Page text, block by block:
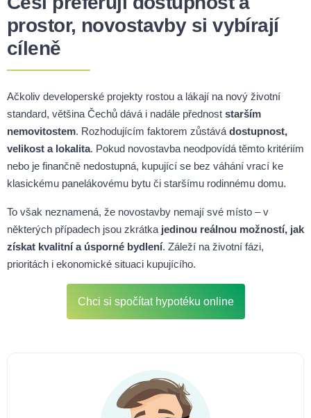
prostor, novostavby si vybírají
cíleně
Ačkoliv developerské projekty rostou a lákají na nový životní
standard, většina Čechů dává i nadále přednost starším
nemovitostem. Rozhodujícím faktorem zůstává dostupnost,
velikost a lokalita. Pokud novostavba neodpovídá těmto kritériím
nebo je finančně nedostupná, kupující se bez váhání vrací ke
klasickému panelákovému bytu či staršímu rodinnému domu.
To však neznamená, že novostavby nemají své místo – v
některých případech jsou zkrátka jedinou reálnou možností, jak
získat kvalitní a úsporné bydlení. Záleží na životní fázi,
prioritách i ekonomické situaci kupujícího.
Chci si spočítat hypotéku online